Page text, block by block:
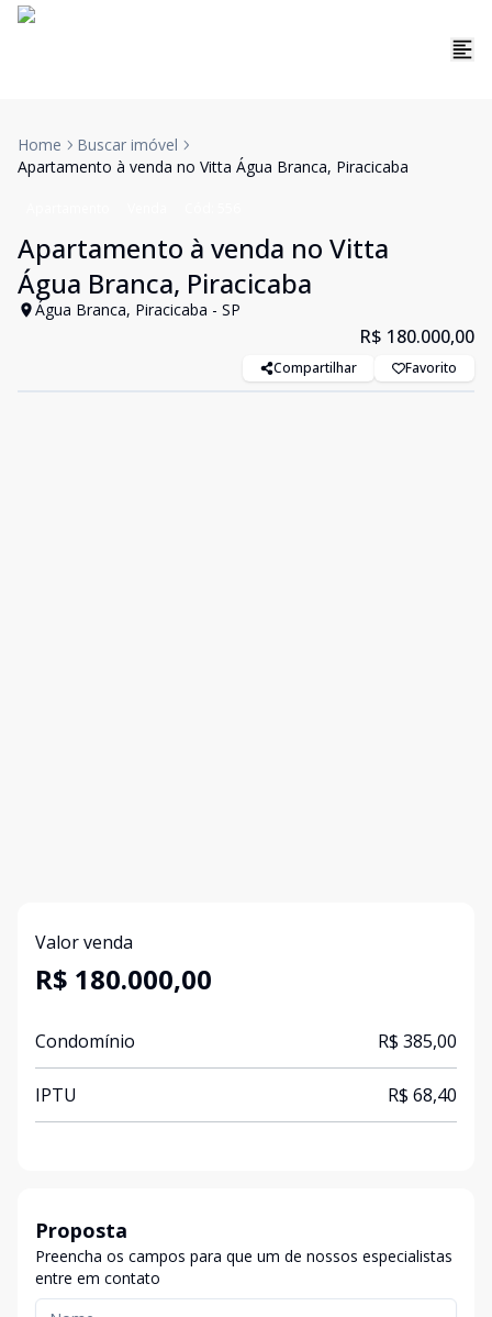
Home
Buscar imóvel
Apartamento à venda no Vitta Água Branca, Piracicaba
Apartamento à venda no Vitta
Água Branca, Piracicaba
Água Branca, Piracicaba - SP
R$ 180.000,00
Compartilhar Favorito
Valor venda
R$ 180.000,00
Condomínio R$ 385,00
IPTU R$ 68,40
Proposta
Preencha os campos para que um de nossos especialistas
entre em contato